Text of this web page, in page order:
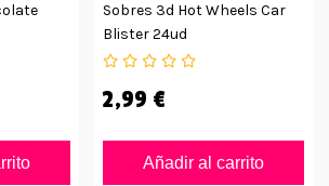
Sobres 3d Hot Wheels Car
Blister 24ud
2,99 €
Añadir al carrito